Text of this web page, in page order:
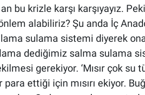
bu krizle karşı karşıyayız.
alabiliriz? Şu anda İç
sulama sistemi diyerek
dediğimiz salma sulama
gerekiyor. ‘Mısır çok su
ettiği için mısırı ekiyor.